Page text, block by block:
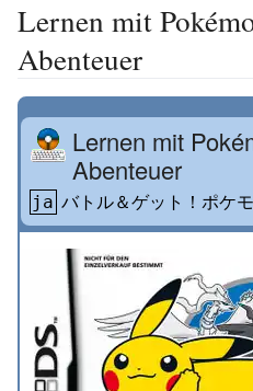
Lernen mit
Abenteuer
Lernen mit
Abenteuer
ja バトル＆ゲット！ポケ